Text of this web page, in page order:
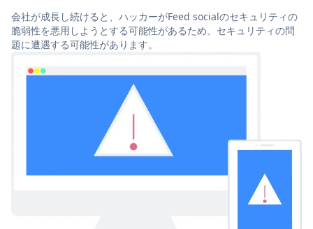
会社が成長し続けると、ハッカーがFeed socialのセキュリティの
脆弱性を悪用しようとする可能性があるため、セキュリティの問
題に遭遇する可能性があります。